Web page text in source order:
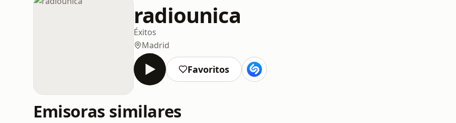
radiounica
Éxitos
Madrid
Favoritos
Emisoras similares